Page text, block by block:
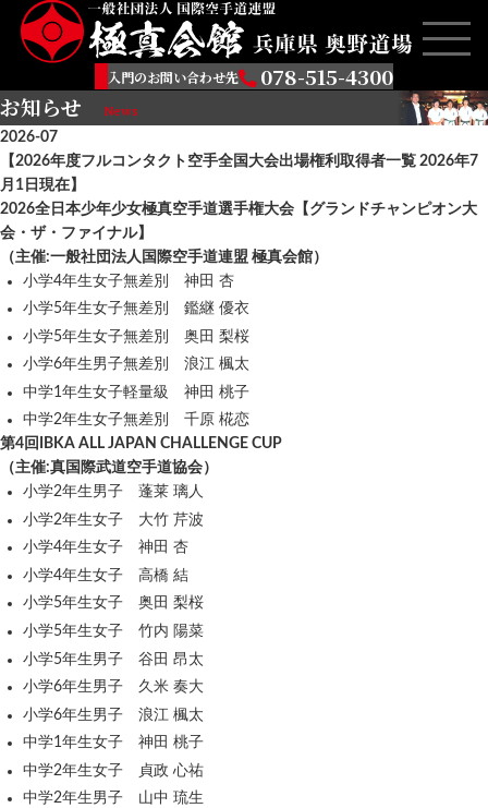
入門のお問い合わせ先
078-515-4300
お知らせ
News
2026-07
【2026年度フルコンタクト空手全国大会出場権利取得者一覧 2026年7
月1日現在】
2026全日本少年少女極真空手道選手権大会【グランドチャンピオン大
会・ザ・ファイナル】
（主催:一般社団法人国際空手道連盟 極真会館）
小学4年生女子無差別 神田 杏
小学5年生女子無差別 鑑継 優衣
小学5年生女子無差別 奥田 梨桜
小学6年生男子無差別 浪江 楓太
中学1年生女子軽量級 神田 桃子
中学2年生女子無差別 千原 椛恋
第4回IBKA ALL JAPAN CHALLENGE CUP
（主催:真国際武道空手道協会）
小学2年生男子 蓬莱 璃人
小学2年生女子 大竹 芹波
小学4年生女子 神田 杏
小学4年生女子 高橋 結
小学5年生女子 奥田 梨桜
小学5年生女子 竹内 陽菜
小学5年生男子 谷田 昂太
小学6年生男子 久米 奏大
小学6年生男子 浪江 楓太
中学1年生女子 神田 桃子
中学2年生女子 貞政 心祐
中学2年生男子 山中 琉生